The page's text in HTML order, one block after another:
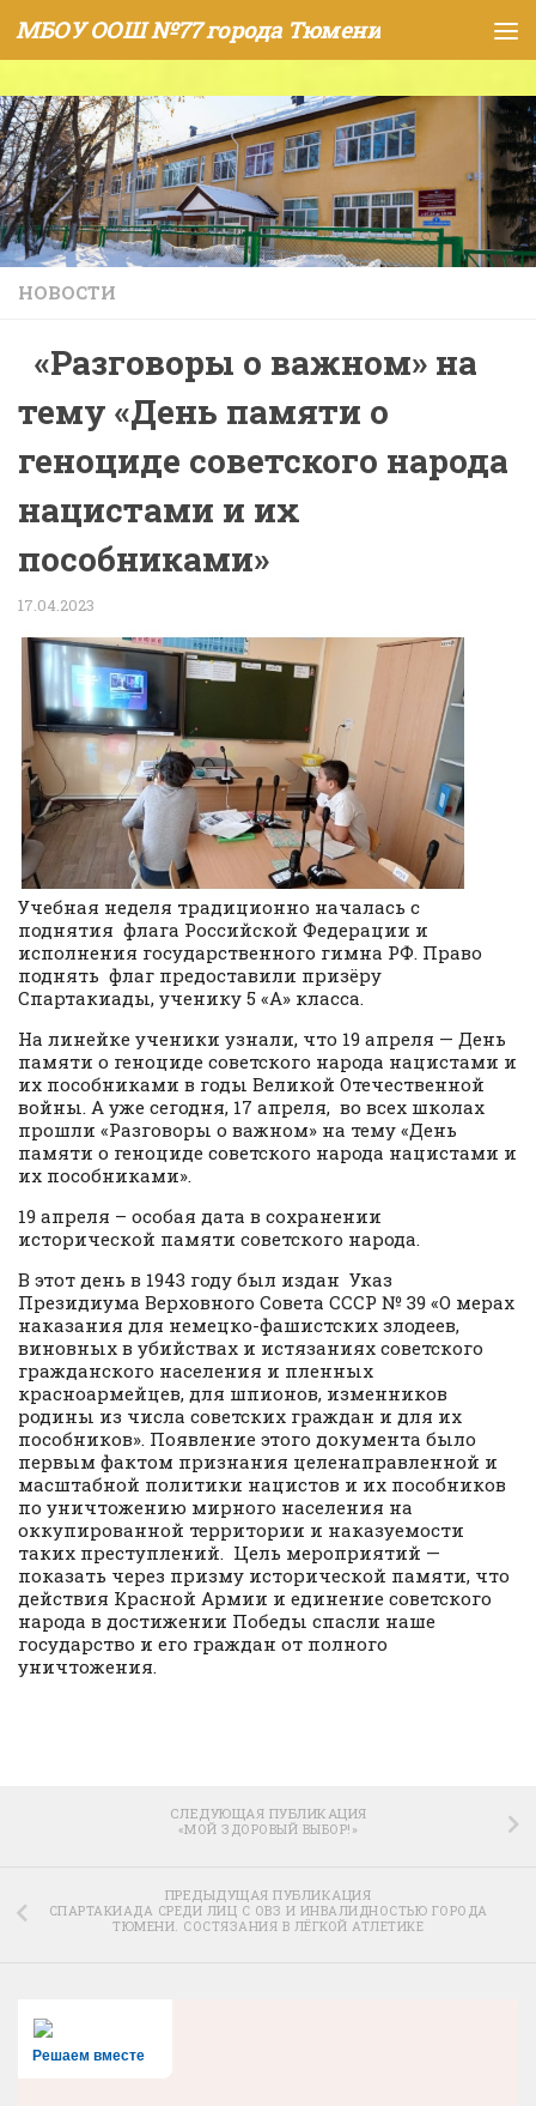
Skip to content
МБОУ ООШ №77 города Тюмени
НОВОСТИ
«Разговоры о важном» на
тему «День памяти о
геноциде советского народа
нацистами и их
пособниками»
17.04.2023
Учебная неделя традиционно началась с
поднятия флага Российской Федерации и
исполнения государственного гимна РФ. Право
поднять флаг предоставили призёру
Спартакиады, ученику 5 «А» класса.
На линейке ученики узнали, что 19 апреля — День
памяти о геноциде советского народа нацистами и
их пособниками в годы Великой Отечественной
войны. А уже сегодня, 17 апреля, во всех школах
прошли «Разговоры о важном» на тему «День
памяти о геноциде советского народа нацистами и
их пособниками».
19 апреля – особая дата в сохранении
исторической памяти советского народа.
В этот день в 1943 году был издан Указ
Президиума Верховного Совета СССР № 39 «О мерах
наказания для немецко-фашистских злодеев,
виновных в убийствах и истязаниях советского
гражданского населения и пленных
красноармейцев, для шпионов, изменников
родины из числа советских граждан и для их
пособников». Появление этого документа было
первым фактом признания целенаправленной и
масштабной политики нацистов и их пособников
по уничтожению мирного населения на
оккупированной территории и наказуемости
таких преступлений. Цель мероприятий —
показать через призму исторической памяти, что
действия Красной Армии и единение советского
народа в достижении Победы спасли наше
государство и его граждан от полного
уничтожения.
СЛЕДУЮЩАЯ ПУБЛИКАЦИЯ
«МОЙ ЗДОРОВЫЙ ВЫБОР!»
ПРЕДЫДУЩАЯ ПУБЛИКАЦИЯ
СПАРТАКИАДА СРЕДИ ЛИЦ С ОВЗ И ИНВАЛИДНОСТЬЮ ГОРОДА
ТЮМЕНИ. СОСТЯЗАНИЯ В ЛЁГКОЙ АТЛЕТИКЕ
Решаем вместе